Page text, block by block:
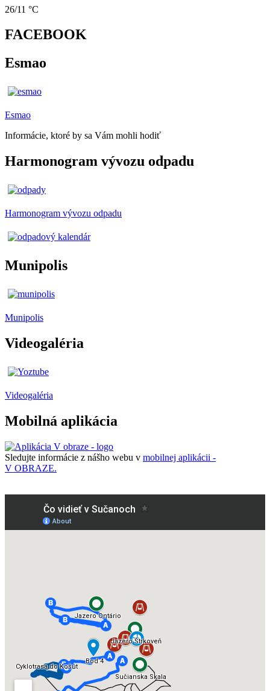
26/11 °C
FACEBOOK
Esmao
Esmao
Informácie, ktoré by sa Vám mohli hodiť
Harmonogram vývozu odpadu
Harmonogram vývozu odpadu
Munipolis
Munipolis
Videogaléria
Videogaléria
Mobilná aplikácia
Sledujte informácie z nášho webu v mobilnej aplikácii -
V OBRAZE.